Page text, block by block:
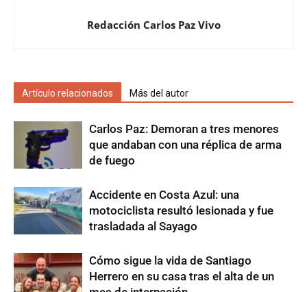
Redacción Carlos Paz Vivo
Artículo relacionados Más del autor
Carlos Paz: Demoran a tres menores
que andaban con una réplica de arma
de fuego
Accidente en Costa Azul: una
motociclista resultó lesionada y fue
trasladada al Sayago
Cómo sigue la vida de Santiago
Herrero en su casa tras el alta de un